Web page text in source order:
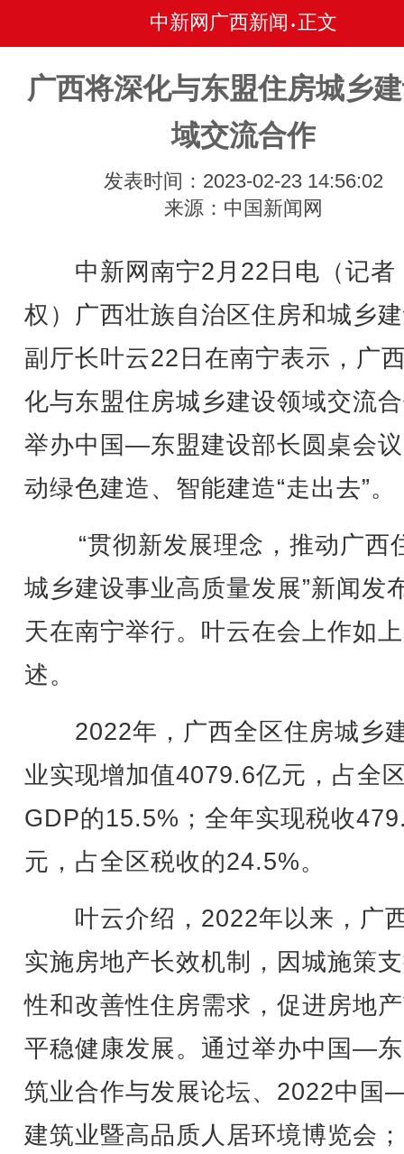
中新网广西新闻 • 正文
广西将深化与东盟住房城乡
域交流合作
发表时间：2023-02-23 14:56:02
来源：中国新闻网
中新网南宁2月22日电（记者
权）广西壮族自治区住房和城乡
副厅长叶云22日在南宁表示，广
化与东盟住房城乡建设领域交流
举办中国—东盟建设部长圆桌会
动绿色建造、智能建造“走出去”。
“贯彻新发展理念，推动广西
城乡建设事业高质量发展”新闻发
天在南宁举行。叶云在会上作如
述。
2022年，广西全区住房城乡
业实现增加值4079.6亿元，占全
GDP的15.5%；全年实现税收
元，占全区税收的24.5%。
叶云介绍，2022年以来，广
实施房地产长效机制，因城施策
性和改善性住房需求，促进房地
平稳健康发展。通过举办中国—
筑业合作与发展论坛、2022中国
建筑业暨高品质人居环境博览会